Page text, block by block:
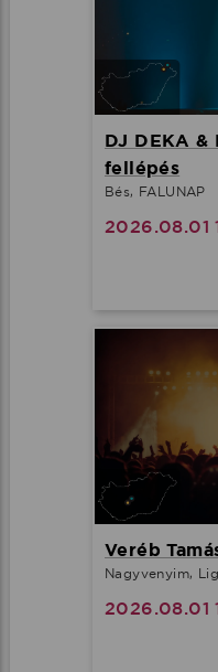
DJ DEKA &
fellépés
Bés, FALUNAP
2026.08.01
Veréb
Nagyvenyim,
2026.08.01